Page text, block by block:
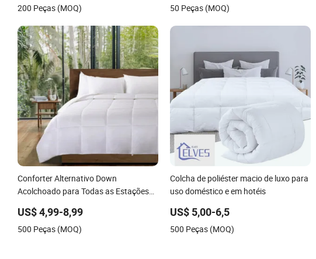
200 Peças (MOQ) 50 Peças (MOQ)
Conforter Alternativo Down
Acolchoado para Todas as Estações
Quilt
US$ 4,99-8,99
500 Peças (MOQ)
Colcha de poliéster macio de luxo para
uso doméstico e em hotéis
US$ 5,00-6,5
500 Peças (MOQ)